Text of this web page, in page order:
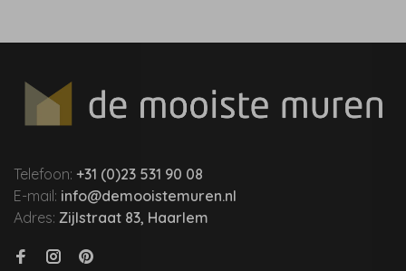
Telefoon: +31 (0)23 531 90 08
E-mail: info@demooistemuren.nl
Adres: Zijlstraat 83, Haarlem